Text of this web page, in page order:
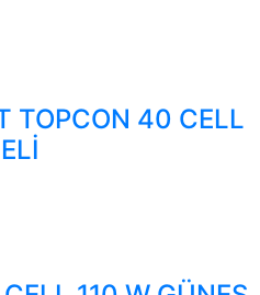
TOPCON 40 CELL